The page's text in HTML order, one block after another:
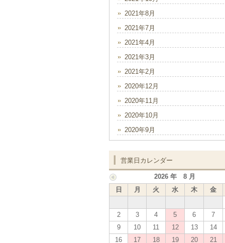
2021年8月
2021年7月
2021年4月
2021年3月
2021年2月
2020年12月
2020年11月
2020年10月
2020年9月
営業日カレンダー
2026 年 8 月
日
月 火 水 木 金
2
3 4 5 6 7
9
10 11 12 13 14
16
17 18 19 20 21